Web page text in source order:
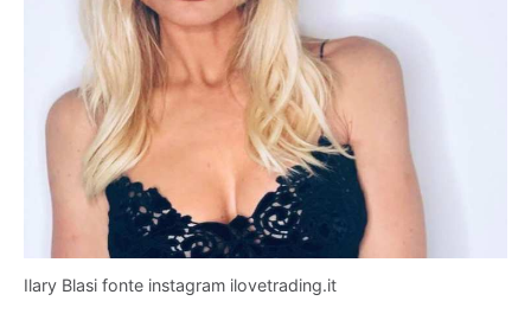
Ilary Blasi fonte instagram ilovetrading.it